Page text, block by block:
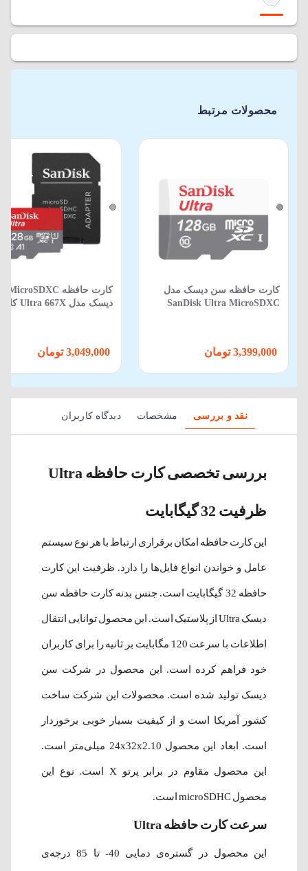
محصولات مرتبط
کارت حافظه سن دیسک مدل
SanDisk Ultra MicroSDXC
نقد و بررسی مشخصات دیدگاه کاربران
بررسی تخصصی کارت حافظه Ultra
ظرفیت 32 گیگابایت
این کارت حافظه امکان برقراری ارتباط با هر نوع سیستم
عامل و خواندن انواع فایل‌ها را دارد. ظرفیت این کارت
حافظه 32 گیگابایت است. جنس بدنه‌ کارت حافظه سن
دیسک Ultra از پلاستیک است. این محصول توانایی انتقال
اطلاعات با سرعت 120 مگابایت بر ثانیه را برای کاربران
خود فراهم کرده است. این محصول در شرکت سن
دیسک تولید شده است. محصولات این شرکت ساخت
کشور آمریکا است و از کیفیت بسیار خوبی برخوردار
است. ابعاد این محصول 24x32x2.10 میلی‌متر است.
این محصول مقاوم در برابر پرتو X است. نوع این
محصول microSDHC است.
سرعت کارت حافظه Ultra
این محصول در گستره‌ی دمایی 40- تا 85 درجه‌‌ی